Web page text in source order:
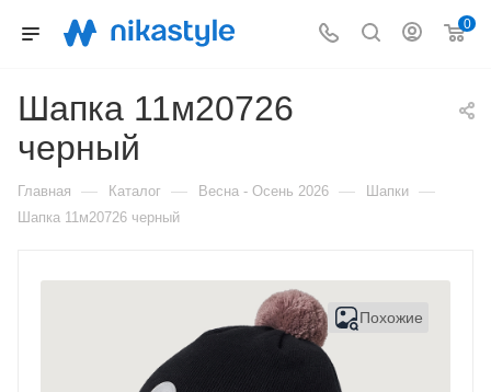
0
Шапка 11м20726
черный
Главная — Каталог — Весна - Осень 2026 — Шапки —
Шапка 11м20726 черный
Похожие